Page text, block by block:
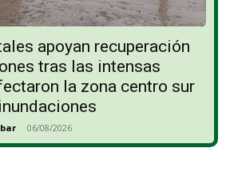
apoyan recuperación
tras las intensas
la zona centro sur
- 06/08/2026